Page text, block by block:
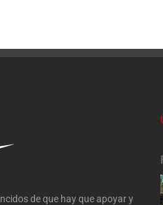
de que hay que apoyar y